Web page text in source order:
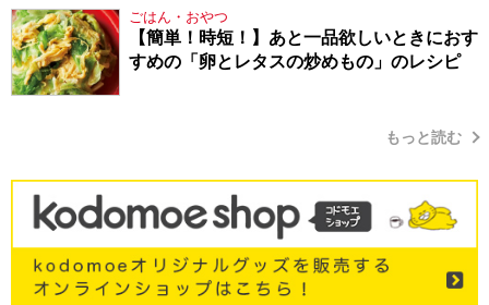
ごはん・おやつ
【簡単！時短！】あと一品欲しいときにおす
すめの「卵とレタスの炒めもの」のレシピ
もっと読む